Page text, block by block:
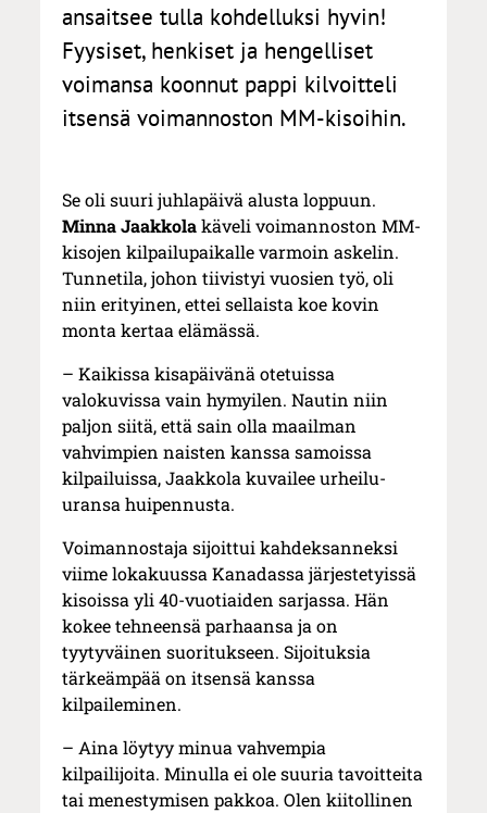
ansaitsee tulla kohdelluksi hyvin!
Fyysiset, henkiset ja hengelliset
voimansa koonnut pappi kilvoitteli
itsensä voimannoston MM-kisoihin.
Se oli suuri juhlapäivä alusta loppuun.
Minna Jaakkolakäveli voimannoston MM-
kisojen kilpailupaikalle varmoin askelin.
Tunnetila, johon tiivistyi vuosien työ, oli
niin erityinen, ettei sellaista koe kovin
monta kertaa elämässä.
– Kaikissa kisapäivänä otetuissa
valokuvissa vain hymyilen. Nautin niin
paljon siitä, että sain olla maailman
vahvimpien naisten kanssa samoissa
kilpailuissa, Jaakkola kuvailee urheilu-
uransa huipennusta.
Voimannostaja sijoittui kahdeksanneksi
viime lokakuussa Kanadassa järjestetyissä
kisoissa yli 40-vuotiaiden sarjassa. Hän
kokee tehneensä parhaansa ja on
tyytyväinen suoritukseen. Sijoituksia
tärkeämpää on itsensä kanssa
kilpaileminen.
– Aina löytyy minua vahvempia
kilpailijoita. Minulla ei ole suuria tavoitteita
tai menestymisen pakkoa. Olen kiitollinen